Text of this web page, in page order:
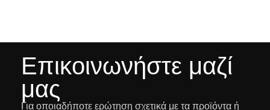
Επικοινωνήστε μαζί
μας
Για οποιαδήποτε ερώτηση σχετικά με τα προϊόντα ή